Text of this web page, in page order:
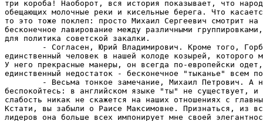
три короба! Наоборот, вся история показывает, что
обещающих молочные реки и кисельные берега. Что
то это тоже поклеп: просто Михаил Сергеевич смотрит на
бесконечное лавирование между различными
для политика советской закалки.
- Согласен, Юрий Владимирович. Кроме того,
единственный человек в нашей колоде козырей, которого
У него прекрасные манеры, он всегда по-европейски
единственный недостаток - бесконечное "тыканье" всем
- Весьма тонкое замечание, Михаил Петрович. А
беспокойтесь: в английском языке "ты" не существует, и
слабость никак не скажется на наших отношениях с
Кстати, вы забыли о Раисе Максимовне. Признаться, из
лидеров она больше всех импонирует мне своей